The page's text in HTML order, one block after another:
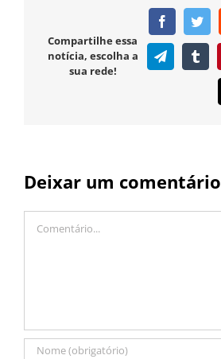
Compartilhe essa
notícia, escolha a
sua rede!
Facebook
Telegram
Deixar um comentário